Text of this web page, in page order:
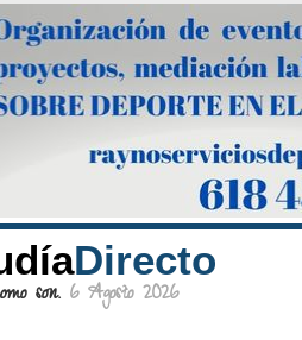
Directo
son. 6 Agosto 2026